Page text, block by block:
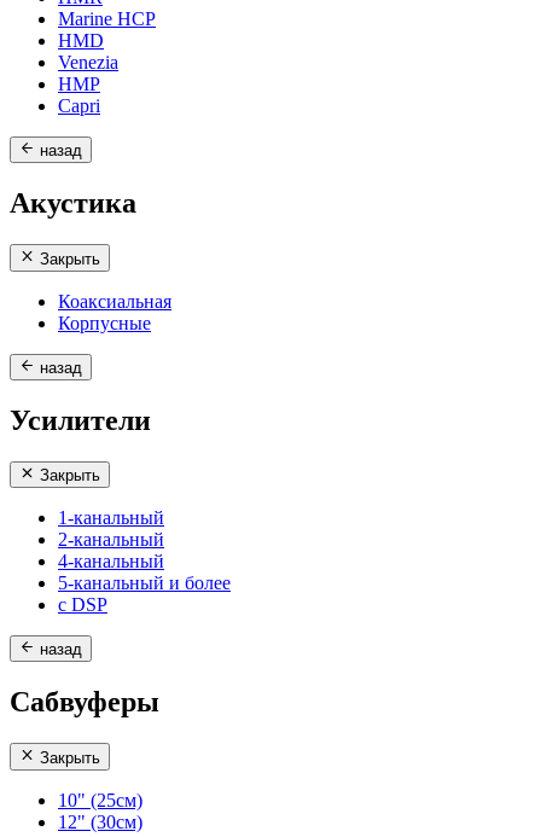
Marine HCP
HMD
Venezia
HMP
Capri
назад
Акустика
Закрыть
Коаксиальная
Корпусные
назад
Усилители
Закрыть
1-канальный
2-канальный
4-канальный
5-канальный и более
с DSP
назад
Сабвуферы
Закрыть
10" (25см)
12" (30см)